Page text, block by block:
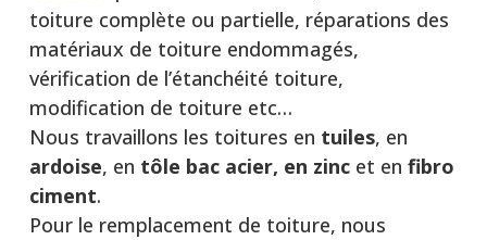
toiture complète ou partielle, réparations des
matériaux de toiture endommagés,
vérification de l’étanchéité toiture,
modification de toiture etc…
Nous travaillons les toitures en tuiles, en
ardoise, en tôle bac acier, en zinc et en fibro
ciment.
Pour le remplacement de toiture, nous